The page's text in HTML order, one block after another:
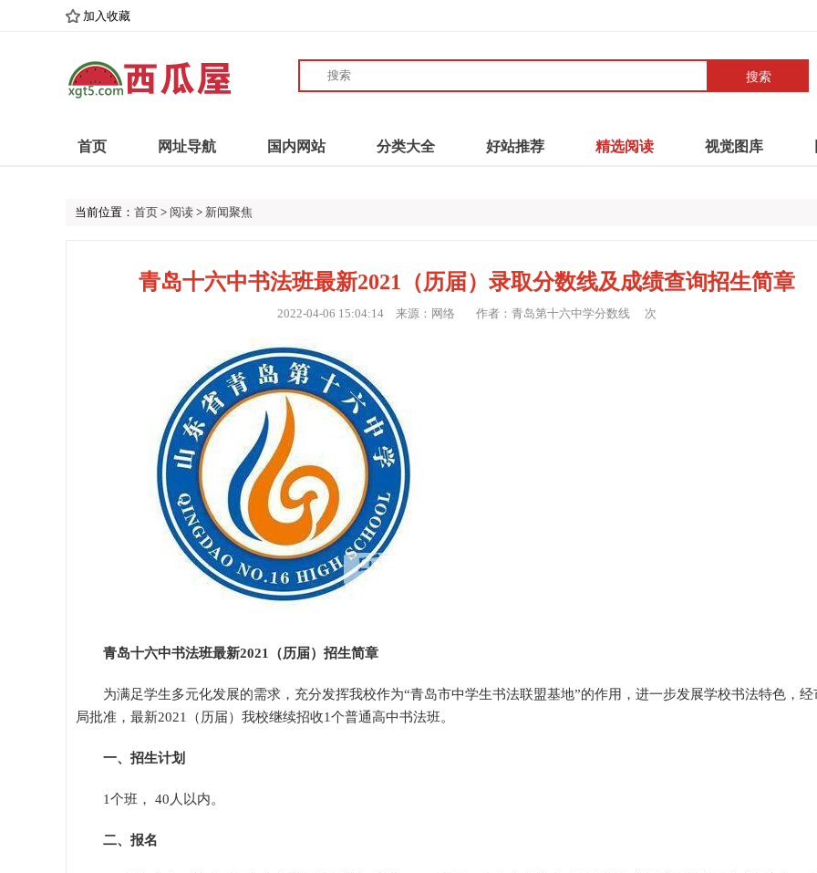
加入收藏
搜索
首页 网址导航 国内网站 分类大全 好站推荐 精选阅读 视觉图库
当前位置： 首页 > 阅读 > 新闻聚焦
青岛十六中书法班最新2021（历届）录取分数线及成绩查询招生简章
2022-04-06 15:04:14 来源：网络 作者：青岛第十六中学分数线 次
青岛十六中书法班最新2021（历届）招生简章
为满足学生多元化发展的需求，充分发挥我校作为“青岛市中学生书法联盟基地”的作用，进一步发展学校书法特色，经
局批准，最新2021（历届）我校继续招收1个普通高中书法班。
一、招生计划
1个班， 40人以内。
二、报名